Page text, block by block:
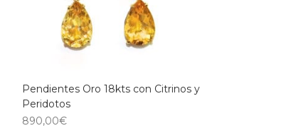
Pendientes Oro 18kts con Citrinos y
Peridotos
890,00€